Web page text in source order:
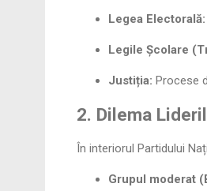
Legea Electorală:
Legile Școlare
Justiția: Procese
2. Dilema
În interiorul Partidului
Grupul moderat